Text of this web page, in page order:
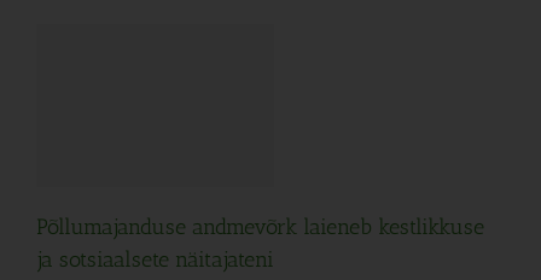
Põllumajanduse andmevõrk laieneb kestlikkuse
ja sotsiaalsete näitajateni